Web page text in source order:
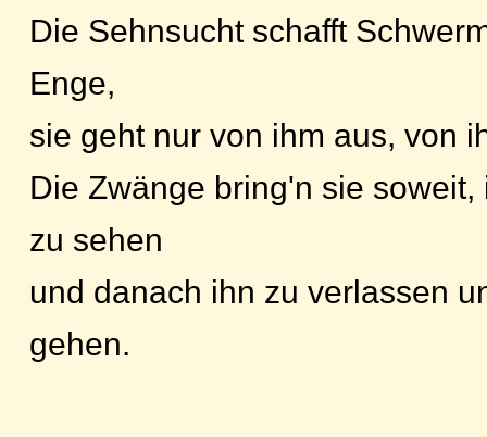
Die Sehnsucht schafft
Enge,
sie geht nur von ihm aus, von
Die Zwänge bring'n sie
zu sehen
und danach ihn zu verlassen
gehen.